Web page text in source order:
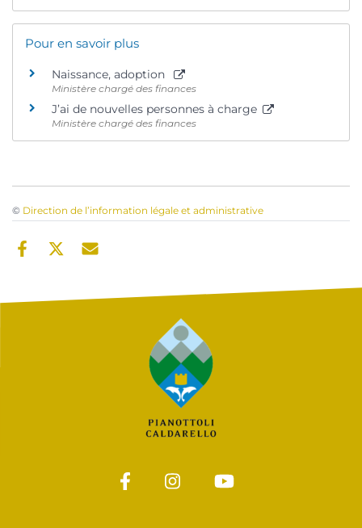
Pour en savoir plus
Naissance, adoption
Ministère chargé des finances
J’ai de nouvelles personnes à charge
Ministère chargé des finances
© Direction de l’information légale et administrative